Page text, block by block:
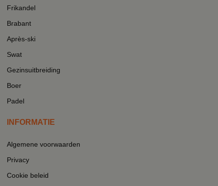
Frikandel
Brabant
Après-ski
Swat
Gezinsuitbreiding
Boer
Padel
INFORMATIE
Algemene voorwaarden
Privacy
Cookie beleid